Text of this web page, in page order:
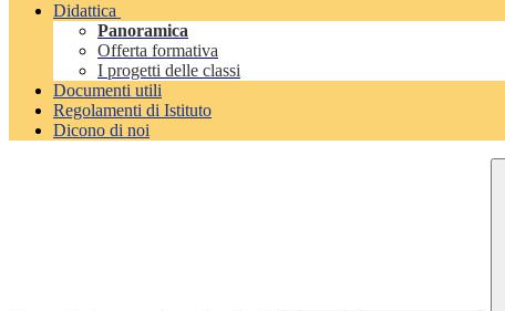
Didattica
Panoramica
Offerta formativa
I progetti delle classi
Documenti utili
Regolamenti di Istituto
Dicono di noi